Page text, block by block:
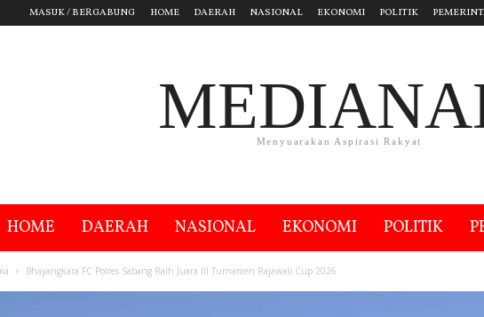
MASUK / BERGABUNG HOME DAERAH NASIONAL EKONOMI POLITIK
Menyuarakan Aspirasi Rakyat
HOME DAERAH NASIONAL EKONOMI POLITIK
Bhayangkara FC Polres Sabang Raih Juara III Turnamen Rajawali Cup 2026